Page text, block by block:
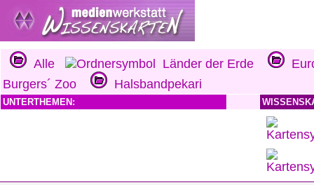
Alle Länder der Erde
Burgers´ Zoo
Halsbandpekari
UNTERTHEMEN: